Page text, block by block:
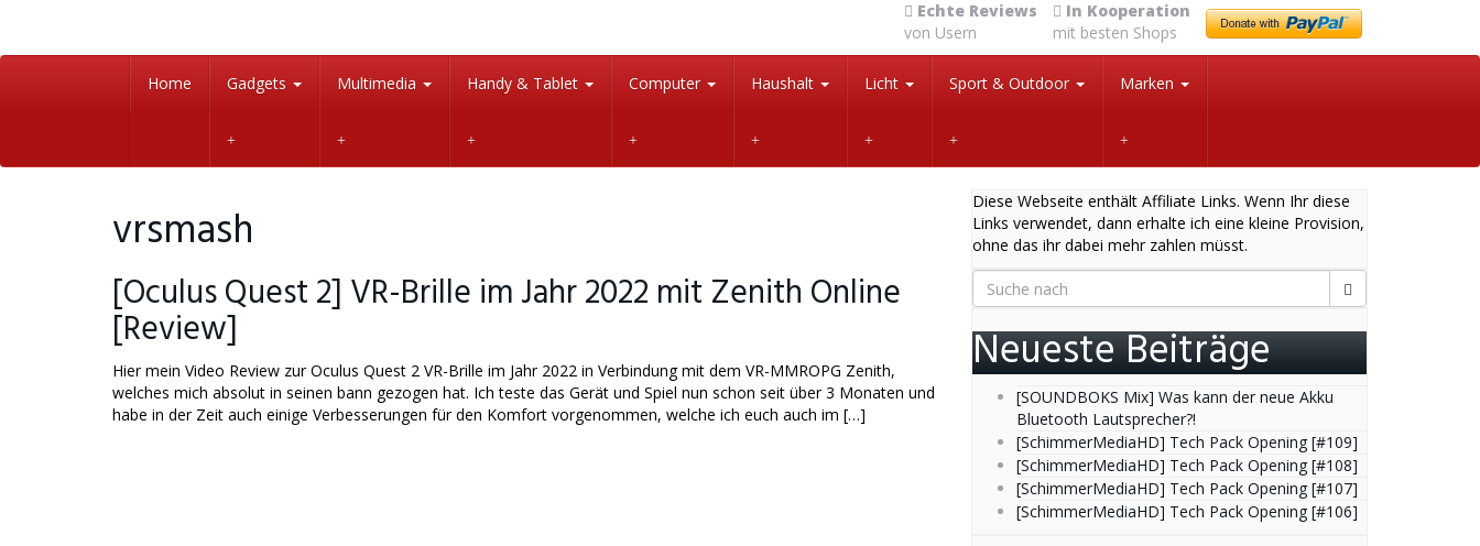
main
Echte Reviews
von Usern
In Kooperation
mit besten Shops
Home Gadgets Multimedia Handy & Tablet Computer Haushalt Licht Sport & Outdoor Marken
vrsmash
[Oculus Quest 2] VR-Brille im Jahr 2022 mit Zenith Online
[Review]
Hier mein Video Review zur Oculus Quest 2 VR-Brille im Jahr 2022 in Verbindung mit dem VR-MMROPG Zenith,
welches mich absolut in seinen bann gezogen hat. Ich teste das Gerät und Spiel nun schon seit über 3 Monaten und
habe in der Zeit auch einige Verbesserungen für den Komfort vorgenommen, welche ich euch auch im […]
Diese Webseite enthält Affiliate Links. Wenn Ihr diese
Links verwendet, dann erhalte ich eine kleine Provision,
ohne das ihr dabei mehr zahlen müsst.
Neueste Beiträge
[SOUNDBOKS Mix] Was kann der neue Akku
Bluetooth Lautsprecher?!
[SchimmerMediaHD] Tech Pack Opening [#109]
[SchimmerMediaHD] Tech Pack Opening [#108]
[SchimmerMediaHD] Tech Pack Opening [#107]
[SchimmerMediaHD] Tech Pack Opening [#106]